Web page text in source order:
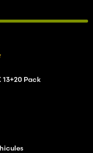
13+20 Pack